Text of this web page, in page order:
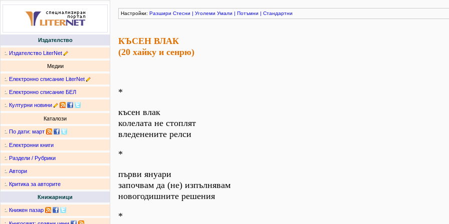
Издателство
:. Издателство LiterNet
Медии
:. Електронно списание LiterNet
:. Електронно списание БЕЛ
:. Културни новини
Каталози
:. По дати: март
:. Електронни книги
:. Раздели / Рубрики
:. Автори
:. Критика за авторите
Книжарници
:. Книжен пазар
Настройки: Разшири Стесни | Уголеми Умали | Потъмни | Стандартни
КЪСЕН ВЛАК
(20 хайку и сенрю)
*
късен влак
колелата не стоплят
вледенените релси
*
първи януари
започвам да (не) изпълнявам
новогодишните решения
*